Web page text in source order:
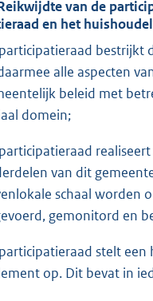
van de
en het
bestrijkt
alle aspecten
beleid met
domein;
van dit
schaal worden
gemonitord en
stelt een
op. Dit bevat in